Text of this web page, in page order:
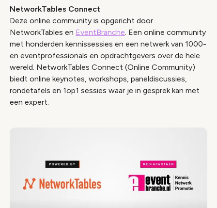
Wijzig cookie instellingen
NetworkTables Connect
Deze online community is opgericht door
NetworkTables en EventBranche. Een online community
met honderden kennissessies en een netwerk van 1000-
en eventprofessionals en opdrachtgevers over de hele
wereld. NetworkTables Connect (Online Community)
biedt online keynotes, workshops, paneldiscussies,
rondetafels en 1op1 sessies waar je in gesprek kan met
een expert.